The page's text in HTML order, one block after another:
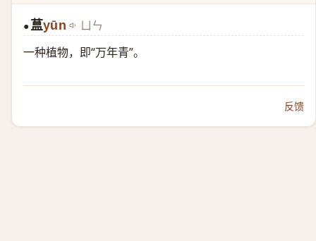
● 蒀yūn ㄩㄣ
一种植物，即“万年青”。
反馈